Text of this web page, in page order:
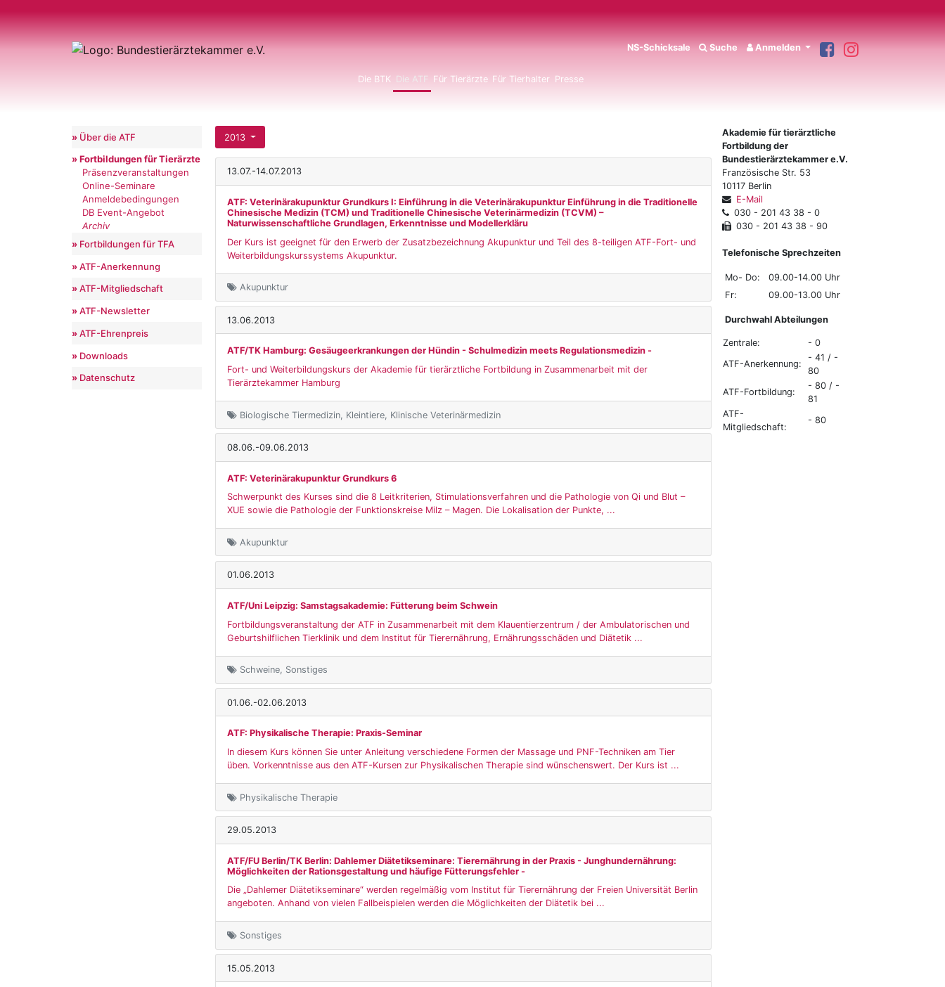
NS-Schicksale Suche Anmelden
Die BTK Die ATF Für Tierärzte Für Tierhalter Presse
Über die ATF
Fortbildungen für Tierärzte
Präsenzveranstaltungen
Online-Seminare
Anmeldebedingungen
DB Event-Angebot
Archiv
Fortbildungen für TFA
ATF-Anerkennung
ATF-Mitgliedschaft
ATF-Newsletter
ATF-Ehrenpreis
Downloads
Datenschutz
2013
13.07.-14.07.2013
ATF: Veterinärakupunktur Grundkurs I: Einführung in die Veterinärakupunktur Einführung in die Traditionelle
Chinesische Medizin (TCM) und Traditionelle Chinesische Veterinärmedizin (TCVM) –
Naturwissenschaftliche Grundlagen, Erkenntnisse und Modellerkläru
Der Kurs ist geeignet für den Erwerb der Zusatzbezeichnung Akupunktur und Teil des 8-teiligen ATF-Fort- und
Weiterbildungskurssystems Akupunktur.
Akupunktur
13.06.2013
ATF/TK Hamburg: Gesäugeerkrankungen der Hündin - Schulmedizin meets Regulationsmedizin -
Fort- und Weiterbildungskurs der Akademie für tierärztliche Fortbildung in Zusammenarbeit mit der
Tierärztekammer Hamburg
Biologische Tiermedizin, Kleintiere, Klinische Veterinärmedizin
08.06.-09.06.2013
ATF: Veterinärakupunktur Grundkurs 6
Schwerpunkt des Kurses sind die 8 Leitkriterien, Stimulationsverfahren und die Pathologie von Qi und Blut –
XUE sowie die Pathologie der Funktionskreise Milz – Magen. Die Lokalisation der Punkte, ...
Akupunktur
01.06.2013
ATF/Uni Leipzig: Samstagsakademie: Fütterung beim Schwein
Fortbildungsveranstaltung der ATF in Zusammenarbeit mit dem Klauentierzentrum / der Ambulatorischen und
Geburtshilflichen Tierklinik und dem Institut für Tierernährung, Ernährungsschäden und Diätetik ...
Schweine, Sonstiges
01.06.-02.06.2013
ATF: Physikalische Therapie: Praxis-Seminar
In diesem Kurs können Sie unter Anleitung verschiedene Formen der Massage und PNF-Techniken am Tier
üben. Vorkenntnisse aus den ATF-Kursen zur Physikalischen Therapie sind wünschenswert. Der Kurs ist ...
Physikalische Therapie
29.05.2013
ATF/FU Berlin/TK Berlin: Dahlemer Diätetikseminare: Tierernährung in der Praxis - Junghundernährung:
Möglichkeiten der Rationsgestaltung und häufige Fütterungsfehler -
Die „Dahlemer Diätetikseminare“ werden regelmäßig vom Institut für Tierernährung der Freien Universität Berlin
angeboten. Anhand von vielen Fallbeispielen werden die Möglichkeiten der Diätetik bei ...
Sonstiges
15.05.2013
Akademie für tierärztliche
Fortbildung der
Bundestierärztekammer e.V.
Französische Str. 53
10117 Berlin
E-Mail
030 - 201 43 38 - 0
030 - 201 43 38 - 90
Telefonische Sprechzeiten
Mo- Do:
09.00-14.00 Uhr
Fr:
09.00-13.00 Uhr
Durchwahl Abteilungen
Zentrale:
- 0
ATF-Anerkennung:
- 41 / -
80
ATF-Fortbildung:
- 80 / -
81
ATF-
Mitgliedschaft:
- 80